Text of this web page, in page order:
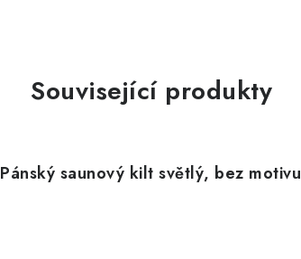
Související produkty
Pánský saunový kilt světlý, bez motivu